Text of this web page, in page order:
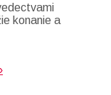
konanie a